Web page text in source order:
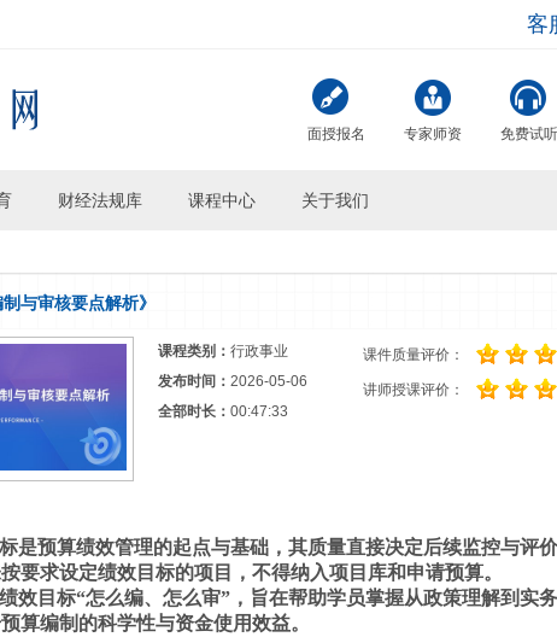
客
面授报名 专家师资 免费试听
财经法规库 课程中心 关于我们
制与审核要点解析》
课程类别： 行政事业
发布时间： 2026-05-06
全部时长： 00:47:33
课件质量评价：
讲师授课评价：
是预算绩效管理的起点与基础，其质量直接决定后续监控与评
要求设定绩效目标的项目，不得纳入项目库和申请预算。
效目标“怎么编、怎么审”，旨在帮助学员掌握从政策理解到实
算编制的科学性与资金使用效益。